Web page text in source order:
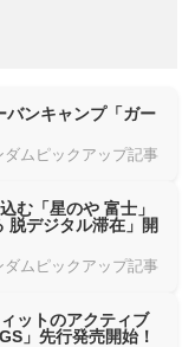
バンキャンプ「ガー
ダムピックアップ記事
む「星のや 富士」
脱デジタル滞在」開
ダムピックアップ記事
ットのアクティブ
」先行発売開始！